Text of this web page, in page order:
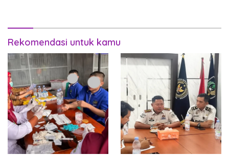
Rekomendasi untuk kamu